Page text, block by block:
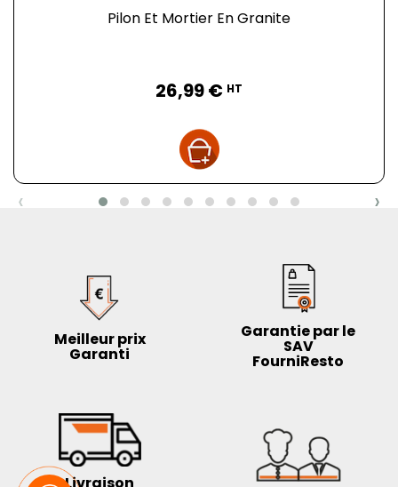
Pilon Et Mortier En Granite
26,99 € HT
‹ ›
Meilleur prix
Garanti
Garantie par le
SAV
FourniResto